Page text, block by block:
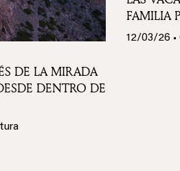
DE LA MIRADA
DENTRO DE
FAMILIA
12/03/26